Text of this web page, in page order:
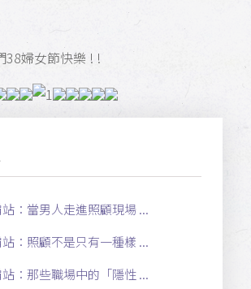
38婦女節快樂 ! !
：當男人走進照顧現場 ...
：照顧不是只有一種樣 ...
：那些職場中的「隱性 ...